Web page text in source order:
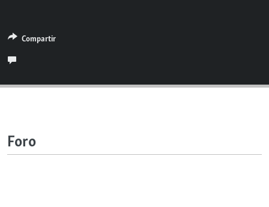
DESINFORMACIÓN RUSA EN AMÉRICA LATINA
Compartir
Foro